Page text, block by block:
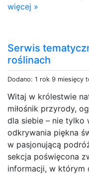
więcej »
Serwis
roślinach
Dodano: 1 rok 9 miesięcy
Witaj w królestwie
miłośnik przyrody,
dla siebie – nie tylko
odkrywania piękna
w pasjonującą
sekcja poświęcona
informacji, w którym